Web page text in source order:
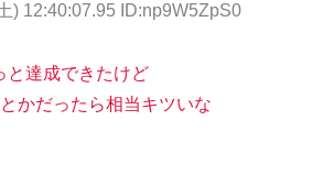
) 12:40:07.95 ID:np9W5ZpS0
と達成できたけど
かだったら相当キツいな